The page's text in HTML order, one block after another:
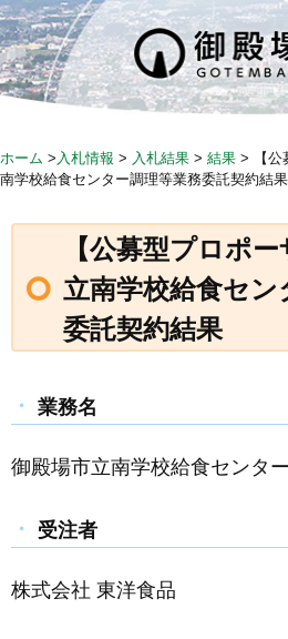
Skip
to
content
ホーム > 入札情報 > 入札結果 > 結果 >
【
南学校給食センター調理等業務委託契約結果
【公募型プロポ
立南学校給食セン
委託契約結果
業務名
御殿場市立南学校給食センタ
受注者
株式会社 東洋食品